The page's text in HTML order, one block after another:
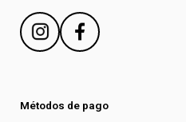
Métodos de pago